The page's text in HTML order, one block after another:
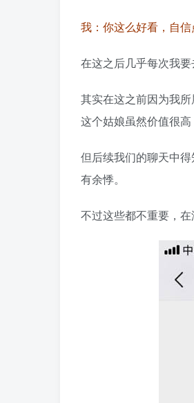
我：你这么好看，自信
在这之后几乎每次我
其实在这之前因为我
这个姑娘虽然价值很高
但后续我们的聊天中
有余悸。
不过这些都不重要，